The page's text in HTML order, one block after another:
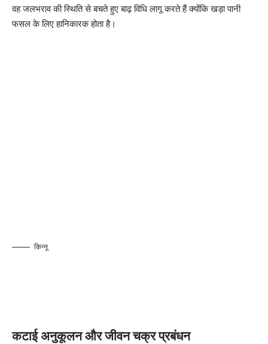
वह जलभराव की स्थिति से बचते हुए बाढ़ विधि लागू करते हैं क्योंकि खड़ा पानी
फसल के लिए हानिकारक होता है।
किन्नू
कटाई अनुकूलन और जीवन चक्र प्रबंधन